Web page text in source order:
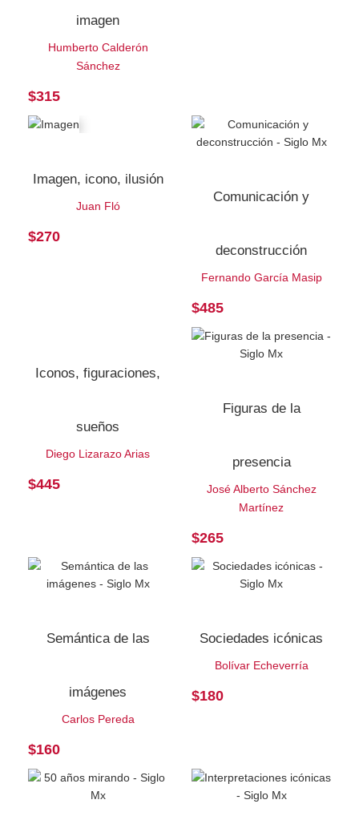
imagen
Humberto Calderón
Sánchez
$315
Imagen, icono, ilusión
Juan Fló
$270
Comunicación y
deconstrucción
Fernando García Masip
$485
Iconos, figuraciones,
sueños
Diego Lizarazo Arias
$445
Figuras de la
presencia
José Alberto Sánchez
Martínez
$265
Semántica de las
imágenes
Carlos Pereda
$160
Sociedades icónicas
Bolívar Echeverría
$180